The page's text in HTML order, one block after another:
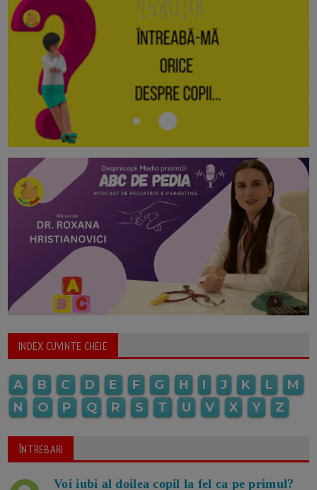
INDEX CUVINTE CHEIE
A B C D E F G H I J K L
M
N
O P Q R S T U V X Y Z
ÎNTREBARI
Voi iubi al doilea copil la fel ca pe primul?